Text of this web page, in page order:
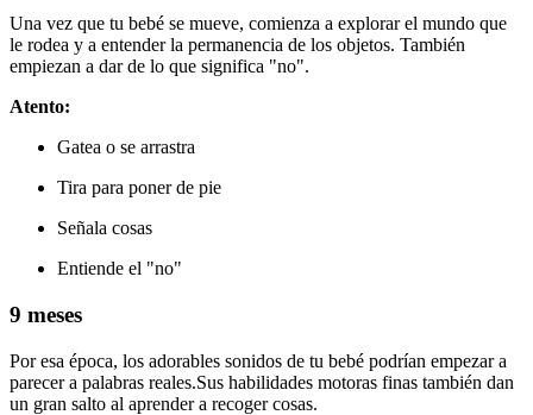
Una vez que tu bebé se mueve, comienza a explorar el mundo que
le rodea y a entender la permanencia de los objetos. También
empiezan a dar de lo que significa "no".
Atento:
Gatea o se arrastra
Tira para poner de pie
Señala cosas
Entiende el "no"
9 meses
Por esa época, los adorables sonidos de tu bebé podrían empezar a
parecer a palabras reales.Sus habilidades motoras finas también dan
un gran salto al aprender a recoger cosas.